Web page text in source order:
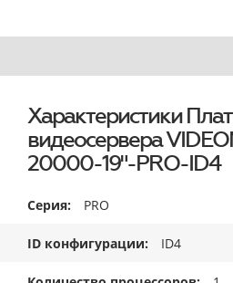
Характеристики
видеосервера
20000-19"-PRO-ID4
Серия PRO
ID конфигурации ID4